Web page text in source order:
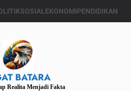
SOSIALEKONOMIPENDIDIKAN
BATARA
Realita Menjadi Fakta